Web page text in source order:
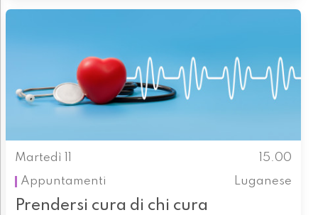
Martedì 11
15.00
Appuntamenti
Luganese
Prendersi cura di chi cura